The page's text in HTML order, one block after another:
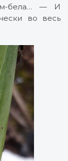
бела… — И
во весь